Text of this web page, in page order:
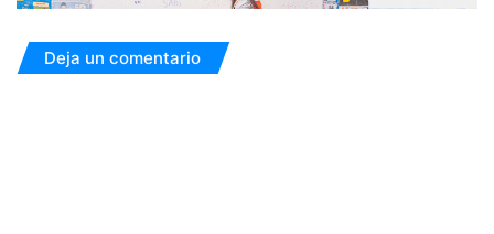
Deja un comentario